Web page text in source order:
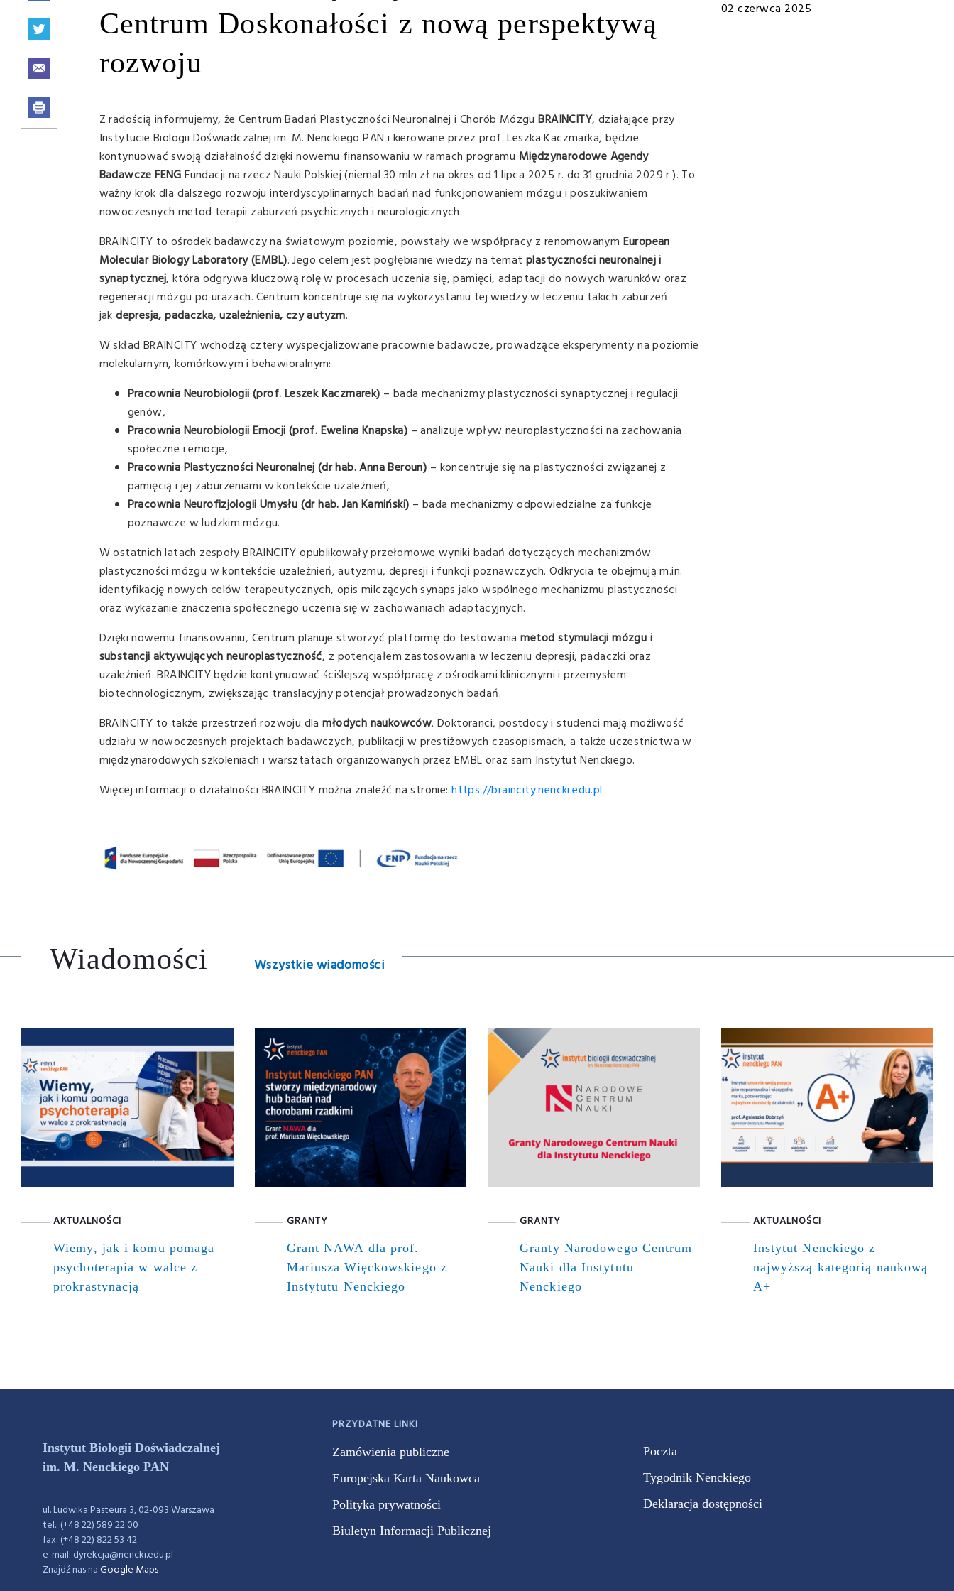
Centrum Doskonałości z nową perspektywą
rozwoju
Z radością informujemy, że Centrum Badań Plastyczności Neuronalnej i Chorób MózguBRAINCITY, działające przy
Instytucie Biologii Doświadczalnej im. M. Nenckiego PAN i kierowane przez prof. Leszka Kaczmarka, będzie
kontynuować swoją działalność dzięki nowemu finansowaniu w ramach programu Międzynarodowe Agendy
Badawcze FENGFundacji na rzecz Nauki Polskiej (niemal 30 mln zł na okres od 1 lipca 2025 r. do 31 grudnia 2029 r.). To
ważny krok dla dalszego rozwoju interdyscyplinarnych badań nad funkcjonowaniem mózgu i poszukiwaniem
nowoczesnych metod terapii zaburzeń psychicznych i neurologicznych.
BRAINCITY to ośrodek badawczy na światowym poziomie, powstały we współpracy z renomowanym European
Molecular Biology Laboratory (EMBL). Jego celem jest pogłębianie wiedzy na temat plastyczności neuronalnej i
synaptycznej, która odgrywa kluczową rolę w procesach uczenia się, pamięci, adaptacji do nowych warunków oraz
regeneracji mózgu po urazach. Centrum koncentruje się na wykorzystaniu tej wiedzy w leczeniu takich zaburzeń
jakdepresja, padaczka, uzależnienia, czy autyzm.
W skład BRAINCITY wchodzą cztery wyspecjalizowane pracownie badawcze, prowadzące eksperymenty na poziomie
molekularnym, komórkowym i behawioralnym:
Pracownia Neurobiologii (prof. Leszek Kaczmarek) – bada mechanizmy plastyczności synaptycznej i regulacji
genów,
Pracownia Neurobiologii Emocji (prof. Ewelina Knapska) – analizuje wpływ neuroplastyczności na zachowania
społeczne i emocje,
Pracownia Plastyczności Neuronalnej (dr hab. Anna Beroun) – koncentruje się na plastyczności związanej z
pamięcią i jej zaburzeniami w kontekście uzależnień,
Pracownia Neurofizjologii Umysłu (dr hab. Jan Kamiński) – bada mechanizmy odpowiedzialne za funkcje
poznawcze w ludzkim mózgu.
W ostatnich latach zespoły BRAINCITY opublikowały przełomowe wyniki badań dotyczących mechanizmów
plastyczności mózgu w kontekście uzależnień, autyzmu, depresji i funkcji poznawczych. Odkrycia te obejmują m.in.
identyfikację nowych celów terapeutycznych, opis milczących synaps jako wspólnego mechanizmu plastyczności
oraz wykazanie znaczenia społecznego uczenia się w zachowaniach adaptacyjnych.
Dzięki nowemu finansowaniu, Centrum planuje stworzyć platformę do testowaniametod stymulacji mózgu i
substancji aktywujących neuroplastyczność, z potencjałem zastosowania w leczeniu depresji, padaczki oraz
uzależnień. BRAINCITY będzie kontynuować ściślejszą współpracę z ośrodkami klinicznymi i przemysłem
biotechnologicznym, zwiększając translacyjny potencjał prowadzonych badań.
BRAINCITY to także przestrzeń rozwoju dlamłodych naukowców. Doktoranci, postdocy i studenci mają możliwość
udziału w nowoczesnych projektach badawczych, publikacji w prestiżowych czasopismach, a także uczestnictwa w
międzynarodowych szkoleniach i warsztatach organizowanych przez EMBL oraz sam Instytut Nenckiego.
Więcej informacji o działalności BRAINCITY można znaleźć na stronie:https://braincity.nencki.edu.pl
02 czerwca 2025
Wiadomości Wszystkie wiadomości
AKTUALNOŚCI
Wiemy, jak i komu pomaga
psychoterapia w walce z
prokrastynacją
GRANTY
Grant NAWA dla prof.
Mariusza Więckowskiego z
Instytutu Nenckiego
GRANTY
Granty Narodowego Centrum
Nauki dla Instytutu
Nenckiego
AKTUALNOŚCI
Instytut Nenckiego z
najwyższą kategorią naukową
A+
Instytut Biologii Doświadczalnej
im. M. Nenckiego PAN
ul. Ludwika Pasteura 3, 02-093 Warszawa
tel.: (+48 22) 589 22 00
fax: (+48 22) 822 53 42
e-mail: dyrekcja@nencki.edu.pl
Znajdź nas naGoogle Maps
PRZYDATNE LINKI
Zamówienia publiczne
Europejska Karta Naukowca
Polityka prywatności
Biuletyn Informacji Publicznej
Poczta
Tygodnik Nenckiego
Deklaracja dostępności